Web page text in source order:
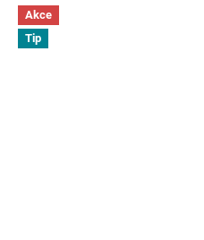
Akce
Tip